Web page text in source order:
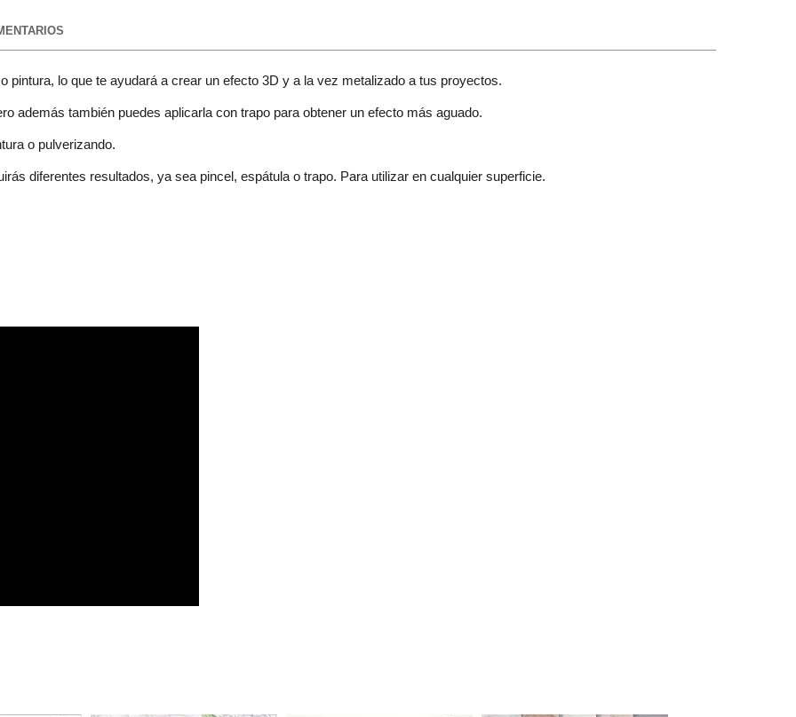
pintura, lo que te ayudará a crear un efecto 3D y a la vez metalizado a tus proyectos.
además también puedes aplicarla con trapo para obtener un efecto más aguado.
o pulverizando.
diferentes resultados, ya sea pincel, espátula o trapo. Para utilizar en cualquier superficie.